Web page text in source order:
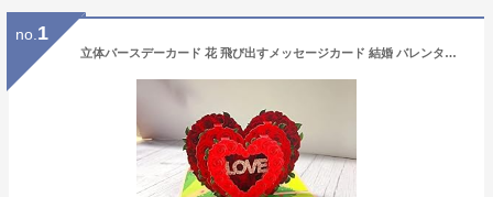
no. 1
立体バースデーカード 花 飛び出すメッセージカード 結婚 バレンタインカード 出産祝い グリーティングカード 多目的 母の日 カード 誕生日 ポップアップバースデーカード 大人 おしゃれ お誕生日 カード (Y-20)